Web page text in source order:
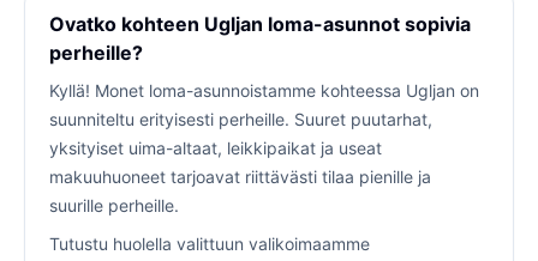
Ovatko kohteen Ugljan loma-asunnot sopivia
perheille?
Kyllä! Monet loma-asunnoistamme kohteessa Ugljan on
suunniteltu erityisesti perheille. Suuret puutarhat,
yksityiset uima-altaat, leikkipaikat ja useat
makuuhuoneet tarjoavat riittävästi tilaa pienille ja
suurille perheille.
Tutustu huolella valittuun valikoimaamme